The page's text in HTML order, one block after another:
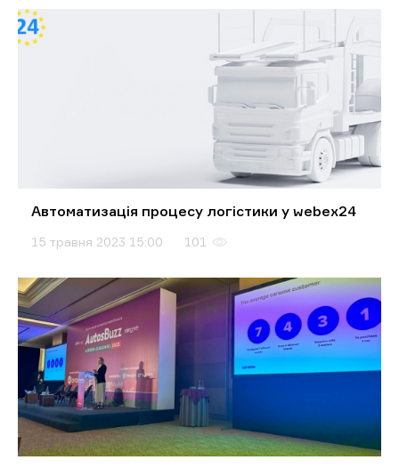
Автоматизація процесу логістики у webex24
15 травня 2023 15:00 101